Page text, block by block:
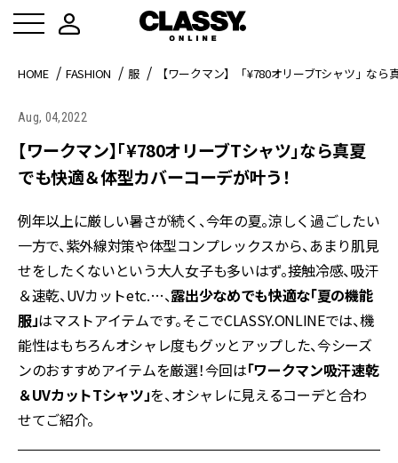
HOME FASHION 服 【ワークマン】「¥780オリーブTシャツ」な
Aug, 04,2022
【ワークマン】「¥780オリーブTシャツ」なら真夏
でも快適＆体型カバーコーデが叶う！
例年以上に厳しい暑さが続く、今年の夏。涼しく過ごしたい
一方で、紫外線対策や体型コンプレックスから、あまり肌見
せをしたくないという大人女子も多いはず。接触冷感、吸汗
＆速乾、UVカットetc.…、露出少なめでも快適な「夏の機能
服」はマストアイテムです。そこでCLASSY.ONLINEでは、機
能性はもちろんオシャレ度もグッとアップした、今シーズ
ンのおすすめアイテムを厳選！今回は「ワークマン吸汗速乾
＆UVカットTシャツ」を、オシャレに見えるコーデと合わ
せてご紹介。